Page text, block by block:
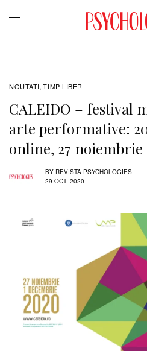
NOUTATI, TIMP LIBER
CALEIDO – festival
arte performative:
online, 27 noiembrie
BY REVISTA PSYCHOLOGIES
29 OCT. 2020